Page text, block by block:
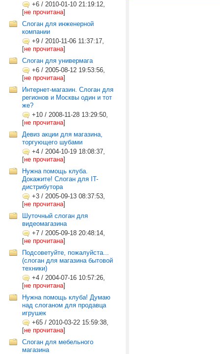
+6 / 2010-01-10 21:19:12,
[не прочитана]
Слоган для инженерной
компании
+9 / 2010-11-06 11:37:17,
[не прочитана]
Слоган для универмага
+6 / 2005-08-12 19:53:56,
[не прочитана]
Интернет-магазин. Слоган для
регионов и Москвы один и тот
же?
+10 / 2008-11-28 13:29:50,
[не прочитана]
Девиз акции для магазина,
торгующего шубами
+4 / 2004-10-19 18:08:37,
[не прочитана]
Нужна помощь клуба.
Докажите! Слоган для IT-
дистрибутора
+3 / 2005-09-13 08:37:53,
[не прочитана]
Шуточный слоган для
видеомагазина
+7 / 2005-09-18 20:48:14,
[не прочитана]
Подсоветуйте, пожалуйста...
(слоган для магазина бытовой
техники)
+4 / 2004-07-16 10:57:26,
[не прочитана]
Нужна помощь клуба! Думаю
над слоганом для продавца
игрушек
+65 / 2010-03-22 15:59:38,
[не прочитана]
Слоган для мебельного
магазина